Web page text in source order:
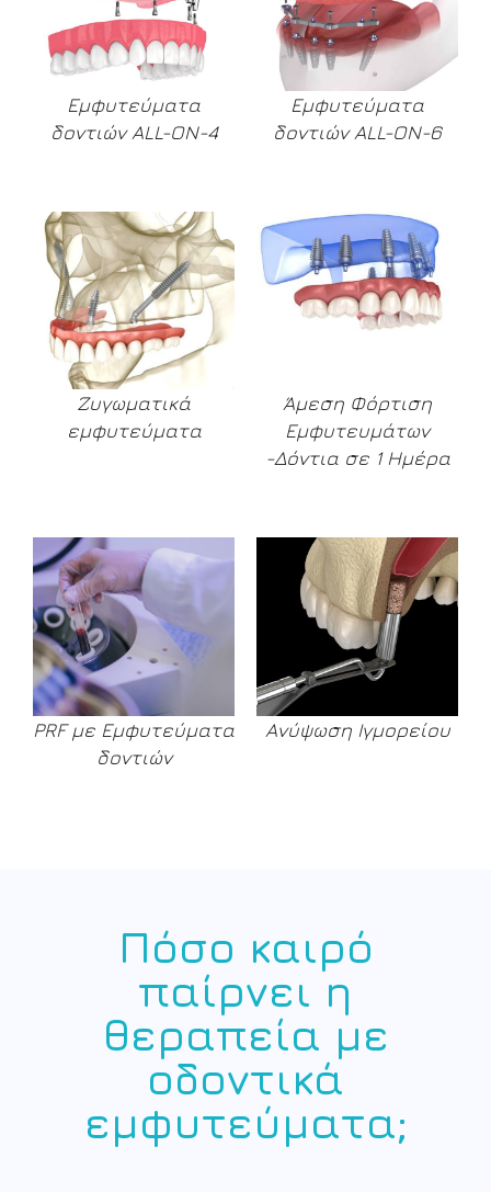
Εμφυτεύματα
δοντιών ALL-ON-4
Εμφυτεύματα
δοντιών ALL-ON-6
Ζυγωματικά
εμφυτεύματα
Άμεση Φόρτιση
Εμφυτευμάτων
-Δόντια σε 1 Ημέρα
PRF με Εμφυτεύματα
δοντιών
Ανύψωση Ιγμορείου
Πόσο καιρό
παίρνει η
θεραπεία με
οδοντικά
εμφυτεύματα;